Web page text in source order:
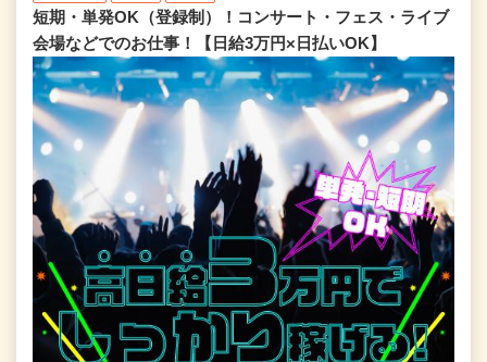
短期・単発OK（登録制）！コンサート・フェス・ライブ
会場などでのお仕事！【日給3万円×日払いOK】